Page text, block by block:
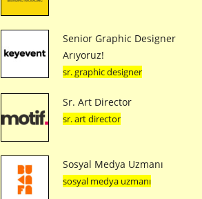
Senior Graphic Designer
Arıyoruz!
sr. graphic designer
Sr. Art Director
sr. art director
Sosyal Medya Uzmanı
sosyal medya uzmanı